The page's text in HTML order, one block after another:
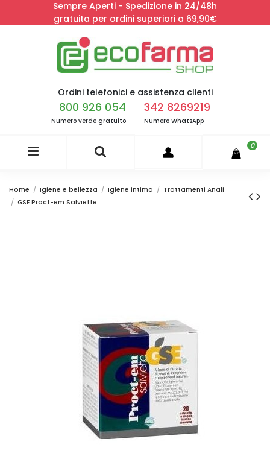
Sempre Aperti - Spedizione in 24/48h
gratuita per ordini superiori a 69,90€
Ordini telefonici e assistenza clienti
800 926 054
Numero verde gratuito
342 8269219
Numero WhatsApp
0
Home Igiene e bellezza Igiene intima
Trattamenti Anali
GSE Proct-em Salviette